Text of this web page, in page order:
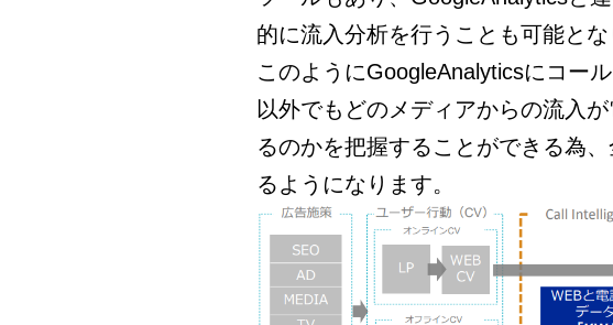
的に流入分析を行うことも可能とな
このようにGoogleAnalyticsにコー
以外でもどのメディアからの流入
るのかを把握することができる為
るようになります。